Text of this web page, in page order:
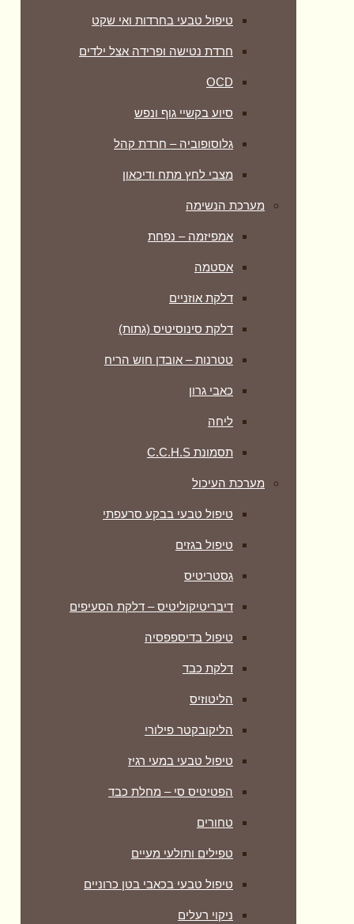
טיפול טבעי בחרדות ואי שקט
חרדת נטישה ופרידה אצל ילדים
OCD
סיוע בקשיי גוף ונפש
גלוסופוביה – חרדת קהל
מצבי לחץ מתח ודיכאון
מערכת הנשימה
אמפיזמה – נפחת
אסטמה
דלקת אוזניים
דלקת סינוסיטיס (גתות)
טטרנות – אובדן חוש הריח
כאבי גרון
ליחה
תסמונת C.C.H.S
מערכת העיכול
טיפול טבעי בבקע סרעפתי
טיפול בגזים
גסטריטיס
דיבריטיקוליטיס – דלקת הסעיפים
טיפול בדיספפסיה
דלקת כבד
הליטוזיס
הליקובקטר פילורי
טיפול טבעי במעי רגיז
הפטיטיס סי – מחלת כבד
טחורים
טפילים ותולעי מעיים
טיפול טבעי בכאבי בטן כרוניים
ניקוי רעלים